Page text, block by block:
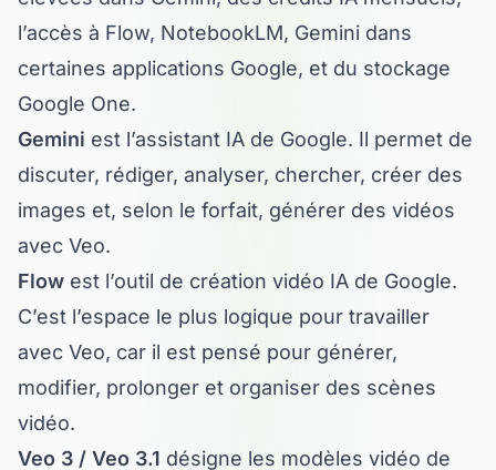
l’accès à Flow, NotebookLM, Gemini dans
certaines applications Google, et du stockage
Google One.
Gemini est l’assistant IA de Google. Il permet de
discuter, rédiger, analyser, chercher, créer des
images et, selon le forfait, générer des vidéos
avec Veo.
Flow
est l’outil de création vidéo IA de Google.
C’est l’espace le plus logique pour travailler
avec Veo, car il est pensé pour générer,
modifier, prolonger et organiser des scènes
vidéo.
Veo 3 / Veo 3.1 désigne les modèles vidéo de